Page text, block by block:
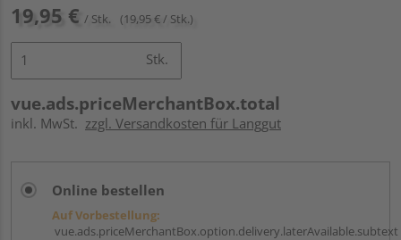
19,95 € / Stk. (19,95 € / Stk.)
Stk.
vue.ads.priceMerchantBox.total
inkl. MwSt. zzgl. Versandkosten für Langgut
Online bestellen
Auf Vorbestellung:
vue.ads.priceMerchantBox.option.delivery.laterAvailable.subtext